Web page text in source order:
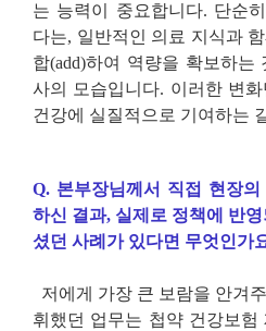
는 능력이 중요합니다. 단순
다는, 일반적인 의료 지식과
합(add)하여 역량을 확보하는
사의 모습입니다. 이러한 변
건강에 실질적으로 기여하는
Q. 본부장님께서 직접 현장
하신 결과, 실제로 정책에 반
셨던 사례가 있다면 무엇인가
저에게 가장 큰 보람을 안겨
휘했던 업무는 첩약 건강보